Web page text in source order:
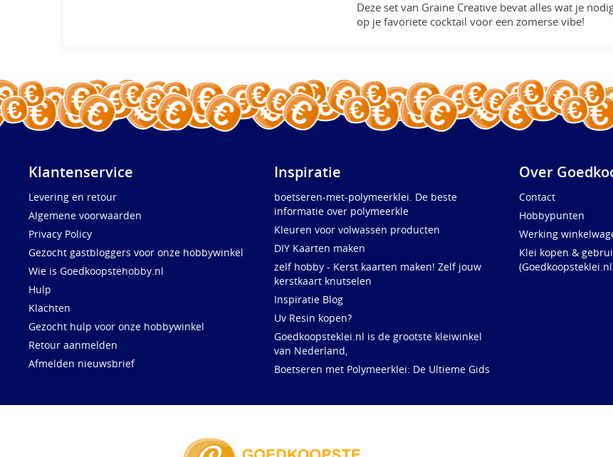
Deze set van Graine Creative bevat alles wat je
op je favoriete cocktail voor een zomerse vibe!
Klantenservice
Levering en retour
Algemene voorwaarden
Privacy Policy
Gezocht gastbloggers voor onze hobbywinkel
Wie is Goedkoopstehobby.nl
Hulp
Klachten
Gezocht hulp voor onze hobbywinkel
Retour aanmelden
Afmelden nieuwsbrief
Inspiratie
boetseren-met-polymeerklei. De beste
informatie over polymeerkle
Kleuren voor volwassen producten
DIY Kaarten maken
zelf hobby - Kerst kaarten maken! Zelf jouw
kerstkaart knutselen
Inspiratie Blog
Uv Resin kopen?
Goedkoopsteklei.nl is de grootste kleiwinkel
van Nederland,
Boetseren met Polymeerklei: De Ultieme Gids
Over
Contact
Hobbypunten
Werking
Klei kopen &
(Goedkoopsteklei.nl